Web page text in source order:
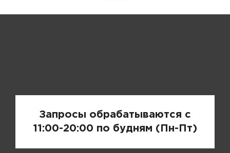
Запросы обрабатываются с
11:00-20:00 по будням (Пн-Пт)